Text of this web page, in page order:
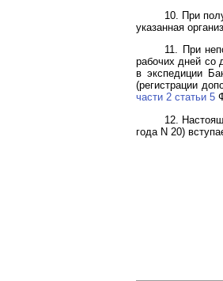
10. При
указанная
11. При
рабочих дней со
в экспедиции
(регистрации
части 2 статьи 5
12.
года N 20)